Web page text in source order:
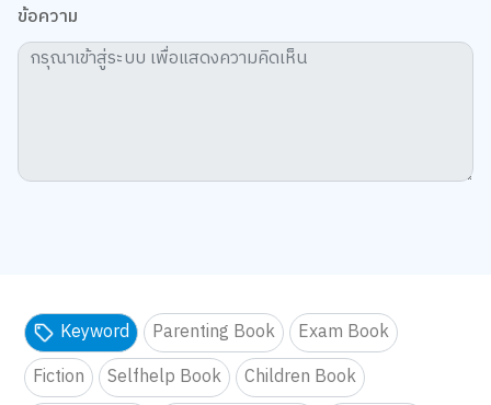
ข้อความ
Keyword Parenting Book
Exam Book
Fiction
Selfhelp Book
Children Book